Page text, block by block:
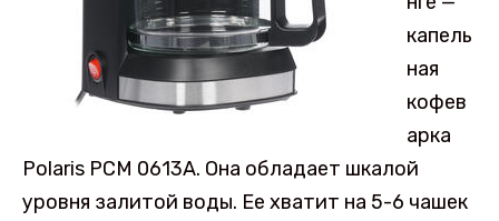
капель
ная
кофев
арка
Polaris PCM 0613A. Она обладает шкалой
уровня залитой воды. Ее хватит на 5-6 чашек